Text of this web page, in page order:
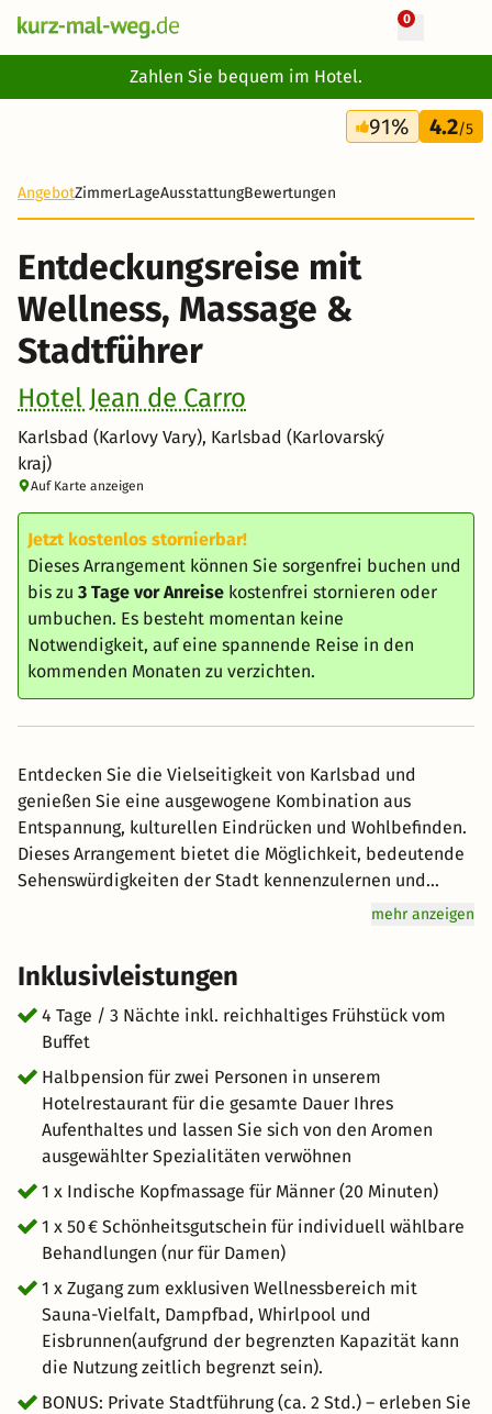
0
Zahlen Sie bequem im Hotel.
4 Tage
187 €
91% 4.2/5
AngebotZimmerLageAusstattungBewertungen
Entdeckungsreise mit
Wellness, Massage &
Stadtführer
Hotel Jean de Carro
Karlsbad (Karlovy Vary), Karlsbad (Karlovarský
kraj)
Auf Karte anzeigen
Jetzt kostenlos stornierbar!
Dieses Arrangement können Sie sorgenfrei buchen und
bis zu 3 Tage vor Anreise kostenfrei stornieren oder
umbuchen. Es besteht momentan keine
Notwendigkeit, auf eine spannende Reise in den
kommenden Monaten zu verzichten.
Entdecken Sie die Vielseitigkeit von Karlsbad und
genießen Sie eine ausgewogene Kombination aus
Entspannung, kulturellen Eindrücken und Wohlbefinden.
Dieses Arrangement bietet die Möglichkeit, bedeutende
Sehenswürdigkeiten der Stadt kennenzulernen und
gleichzeitig im Wellnessbereich sowie bei einer
Karlsbad auf eine besondere Art – verbinden Sie
kulturelle Highlights mit Erholung und genießen Sie
entspannte Tage im Herzen der traditionsreichen
Kurstadt.
mehr anzeigen
Inklusivleistungen
4 Tage / 3 Nächte inkl. reichhaltiges Frühstück vom
Buffet
Halbpension für zwei Personen in unserem
Hotelrestaurant für die gesamte Dauer Ihres
Aufenthaltes und lassen Sie sich von den Aromen
ausgewählter Spezialitäten verwöhnen
1 x Indische Kopfmassage für Männer (20 Minuten)
1 x 50 € Schönheitsgutschein für individuell wählbare
Behandlungen (nur für Damen)
1 x Zugang zum exklusiven Wellnessbereich mit
Sauna-Vielfalt, Dampfbad, Whirlpool und
Eisbrunnen(aufgrund der begrenzten Kapazität kann
die Nutzung zeitlich begrenzt sein).
BONUS: Private Stadtführung (ca. 2 Std.) – erleben Sie